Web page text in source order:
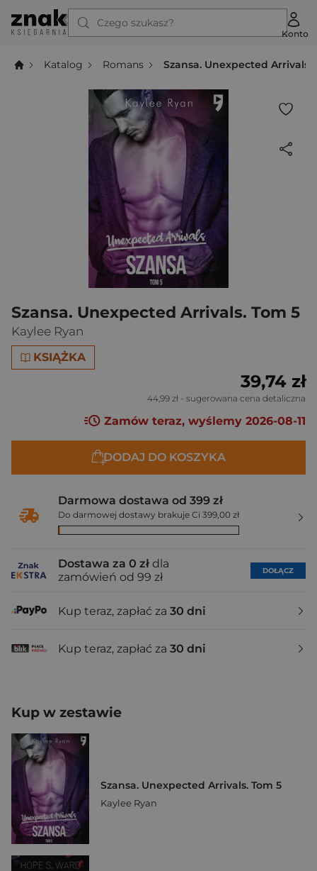
Czego szukasz?
Konto
Katalog Romans Szansa. Unexpected Arrivals.
Szansa. Unexpected Arrivals. Tom 5
Kaylee Ryan
KSIĄŻKA
39,74 zł
44,99 zł - sugerowana cena detaliczna
Zamów teraz, wyślemy 2026-08-11
DODAJ DO KOSZYKA
Darmowa dostawa od 399 zł
Do darmowej dostawy brakuje Ci 399,00 zł
Dostawa za 0 zł dla
zamówień od 99 zł
DOŁĄCZ
Kup teraz, zapłać za 30 dni
Kup teraz, zapłać za 30 dni
Kup w zestawie
Szansa. Unexpected Arrivals. Tom 5
Kaylee Ryan